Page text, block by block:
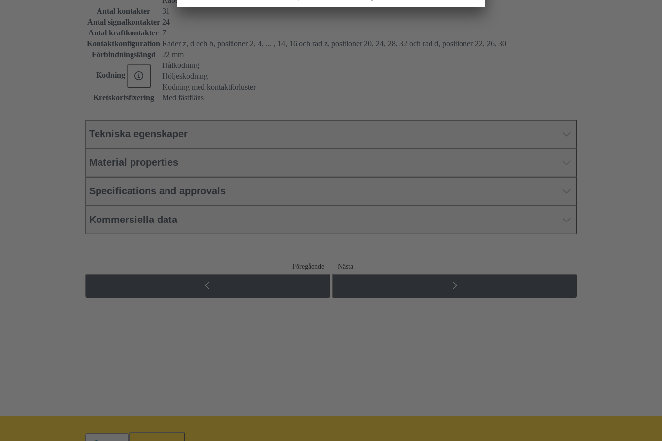
Antal kontakter
31
Antal signalkontakter 24
Antal kraftkontakter 7
Kontaktkonfiguration Rader z, d och b, positioner 2, 4, ... , 14, 16 och rad z, positioner 20, 24, 28, 32 och rad d, positioner 22, 26, 30
Förbindningslängd
22 mm
Kodning
Hålkodning
Höljeskodning
Kodning med kontaktförluster
Kretskortsfixering
Med fästfläns
Tekniska egenskaper
Material properties
Specifications and approvals
Kommersiella data
Föregående Nästa